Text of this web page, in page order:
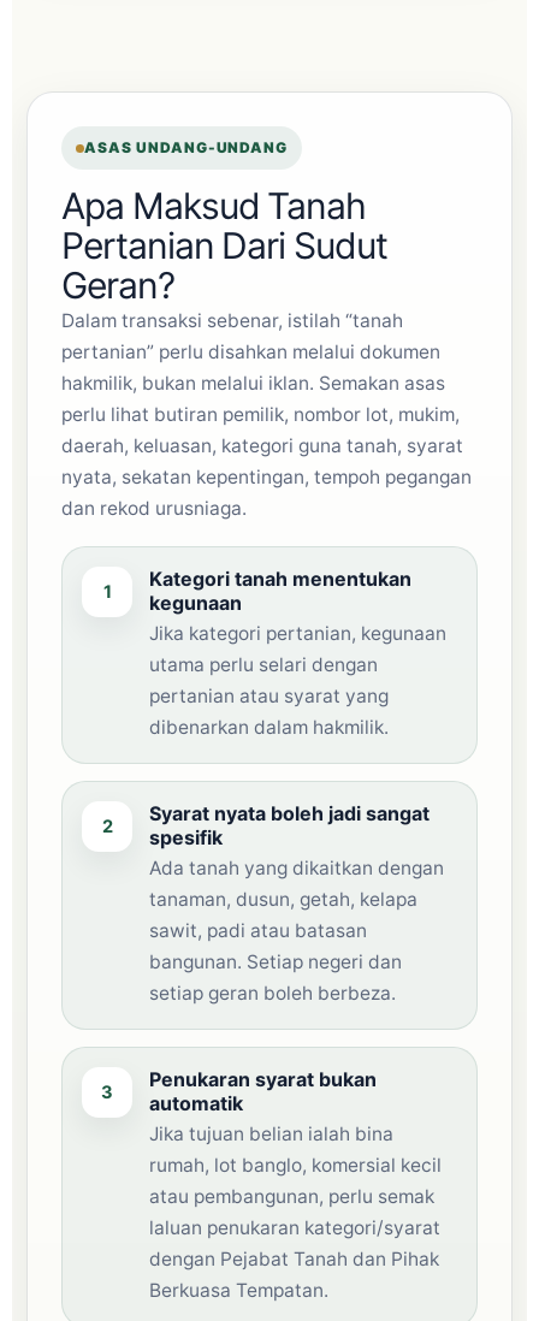
ASAS UNDANG-UNDANG
Apa Maksud Tanah
Pertanian Dari Sudut
Geran?
Dalam transaksi sebenar, istilah “tanah
pertanian” perlu disahkan melalui dokumen
hakmilik, bukan melalui iklan. Semakan asas
perlu lihat butiran pemilik, nombor lot, mukim,
daerah, keluasan, kategori guna tanah, syarat
nyata, sekatan kepentingan, tempoh pegangan
dan rekod urusniaga.
1
Kategori tanah menentukan
kegunaan
Jika kategori pertanian, kegunaan
utama perlu selari dengan
pertanian atau syarat yang
dibenarkan dalam hakmilik.
2
Syarat nyata boleh jadi sangat
spesifik
Ada tanah yang dikaitkan dengan
tanaman, dusun, getah, kelapa
sawit, padi atau batasan
bangunan. Setiap negeri dan
setiap geran boleh berbeza.
3
Penukaran syarat bukan
automatik
Jika tujuan belian ialah bina
rumah, lot banglo, komersial kecil
atau pembangunan, perlu semak
laluan penukaran kategori/syarat
dengan Pejabat Tanah dan Pihak
Berkuasa Tempatan.